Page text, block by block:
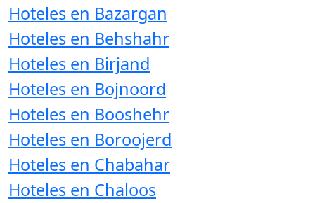
Hoteles en Bazargan
Hoteles en Behshahr
Hoteles en Birjand
Hoteles en Bojnoord
Hoteles en Booshehr
Hoteles en Boroojerd
Hoteles en Chabahar
Hoteles en Chaloos